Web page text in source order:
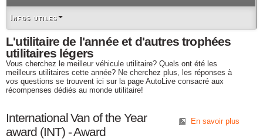
Infos utiles
L'utilitaire de l'année et d'autres trophées
utilitaires légers
Vous cherchez le meilleur véhicule utilitaire? Quels ont été les
meilleurs utilitaires cette année? Ne cherchez plus, les réponses à
vos questions se trouvent ici sur la page AutoLive consacré aux
récompenses dédiés au monde utilitaire!
En savoir plus
International Van of the Year
award (INT) - Award